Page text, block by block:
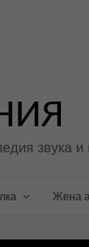
звука и
Жена